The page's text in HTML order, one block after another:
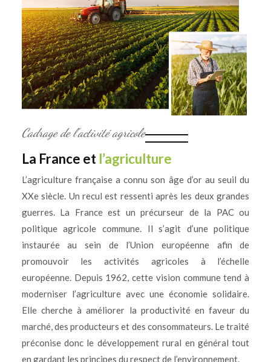
Cadrage de l’activité agricole
La France et l’agriculture
L’agriculture française a connu son âge d’or au seuil du
XXe siècle. Un recul est ressenti après les deux grandes
guerres. La France est un précurseur de la PAC ou
politique agricole commune. Il s’agit d’une politique
instaurée au sein de l’Union européenne afin de
promouvoir les activités agricoles à l’échelle
européenne. Depuis 1962, cette vision commune tend à
moderniser l’agriculture avec une économie solidaire.
Elle cherche à améliorer la productivité en faveur du
marché, des producteurs et des consommateurs. Le traité
préconise donc le développement rural en général tout
en gardant les principes du respect de l’environnement.